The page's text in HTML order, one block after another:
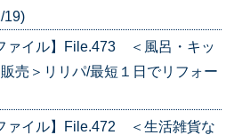
19)
ァイル】File.473 ＜風呂・キッ
売＞リリパ/最短１日でリフォー
ァイル】File.472 ＜生活雑貨な